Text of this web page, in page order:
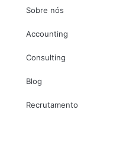
Sobre nós
Accounting
Consulting
Blog
Recrutamento